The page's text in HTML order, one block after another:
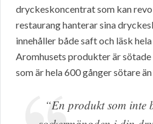
dryckeskoncentrat som kan
restaurang hanterar sina
innehåller både saft och läsk
Aromhusets produkter är
som är hela 600 gånger sötare
“En produkt som inte